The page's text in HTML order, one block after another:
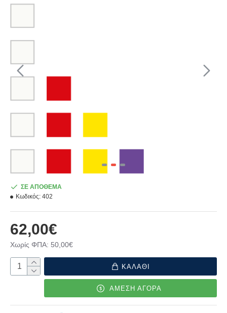
62,00€
Χωρίς ΦΠΑ: 50,00€
ΣΕ ΑΠΟΘΕΜΑ
Κωδικός: 402
ΚΑΛΑΘΙ
ΑΜΕΣΗ ΑΓΟΡΑ